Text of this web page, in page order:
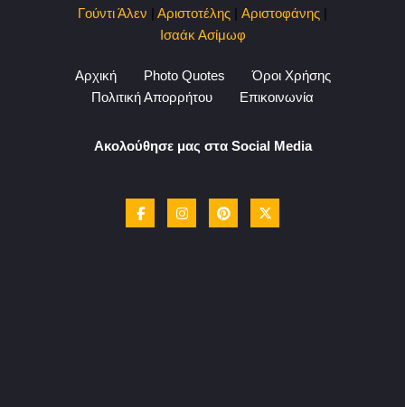
Γούντι Άλεν | Αριστοτέλης | Αριστοφάνης |
Ισαάκ Ασίμωφ
Αρχική Photo Quotes
Όροι Χρήσης
Πολιτική Απορρήτου
Επικοινωνία
Ακολούθησε μας στα Social Media